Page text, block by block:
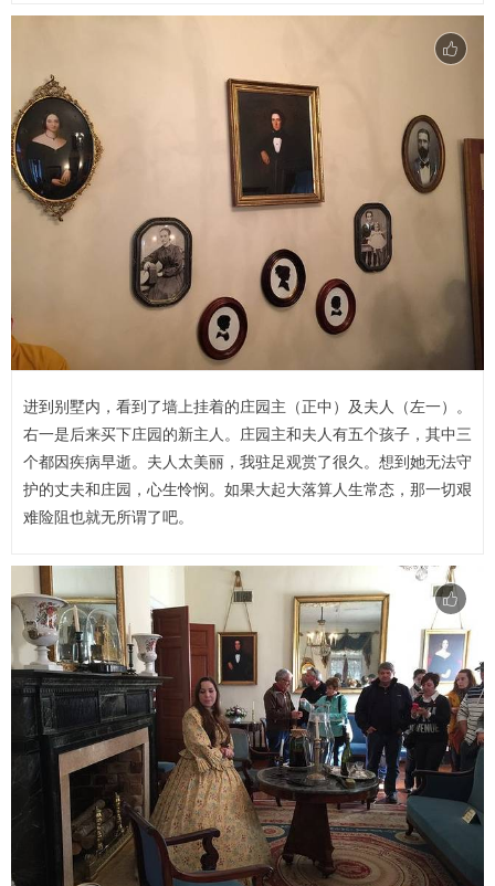
进到别墅内，看到了墙上挂着的庄园主（正中）及夫人（左一）。
右一是后来买下庄园的新主人。庄园主和夫人有五个孩子，其中三
个都因疾病早逝。夫人太美丽，我驻足观赏了很久。想到她无法守
护的丈夫和庄园，心生怜悯。如果大起大落算人生常态，那一切艰
难险阻也就无所谓了吧。